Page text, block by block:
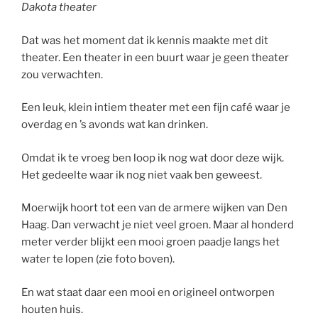
Dakota theater
Dat was het moment dat ik kennis maakte met dit
theater. Een theater in een buurt waar je geen theater
zou verwachten.
Een leuk, klein intiem theater met een fijn café waar je
overdag en ’s avonds wat kan drinken.
Omdat ik te vroeg ben loop ik nog wat door deze wijk.
Het gedeelte waar ik nog niet vaak ben geweest.
Moerwijk hoort tot een van de armere wijken van Den
Haag. Dan verwacht je niet veel groen. Maar al honderd
meter verder blijkt een mooi groen paadje langs het
water te lopen (zie foto boven).
En wat staat daar een mooi en origineel ontworpen
houten huis.